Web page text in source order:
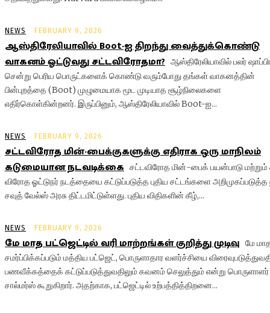
NEWS FEBRUARY 9, 2026
ஆஸ்திரேலியாவில் Boot-ஐ திறந்து வைத்துக்கொண்டு
வாகனம் ஓட்டுவது சட்டவிரோதமா? ஆஸ்திரேலியாவில் பலர்
சென்று பெரிய பொருட்களைக் கொண்டு வரும்போது தங்கள் வாகனத்தின்
பின்புறத்தை (Boot) முழுமையாக மூட முடியாத சூழ்நிலைகளை
எதிர்கொள்கின்றனர். இருப்பினும், ஆஸ்திரேலியாவில் Boot-ஐ...
NEWS FEBRUARY 9, 2026
சட்டவிரோத மின்-பைக்குகளுக்கு எதிராக ஒரு மாநிலம்
கடுமையான நடவடிக்கை சட்டவிரோத மின்-பைக் பயன்பாடு மற்றும்
விரோத ஓட்டுநர் நடத்தையை கட்டுப்படுத்த புதிய சட்டங்களை அறிமுகப்படுத்த
சவுத் வேல்ஸ் அரசு திட்டமிட்டுள்ளது. புதிய விதிகளின் கீழ்,...
NEWS FEBRUARY 9, 2026
மே மாத பட்ஜெட்டில் வரி மாற்றங்கள் குறித்து முடிவு மே
சமர்ப்பிக்கப்படும் மத்திய பட்ஜெட், பொருளாதார வளர்ச்சியை
பணவீக்கத்தைக் கட்டுப்படுத்துவதிலும் கவனம் செலுத்தும் என்று பொருளாளர்
சால்மர்ஸ் கூறுகிறார். அதற்காக, பட்ஜெட்டில் உற்பத்தித்திறனை...